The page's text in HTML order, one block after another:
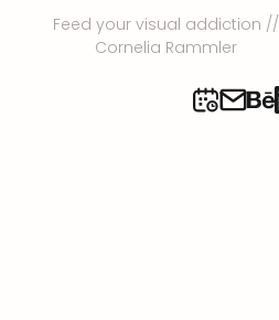
Feed your visual addiction //
Cornelia Rammler